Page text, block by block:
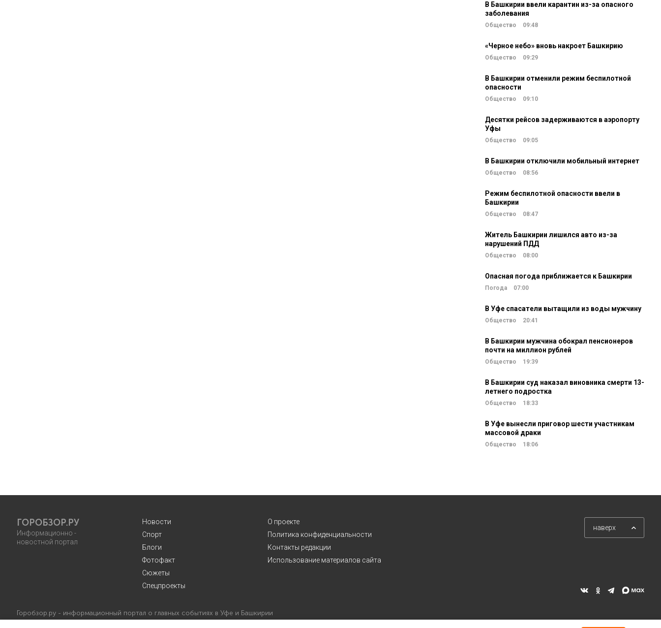
В Башкирии ввели карантин из-за опасного
заболевания
Общество 09:48
«Черное небо» вновь накроет Башкирию
Общество 09:29
В Башкирии отменили режим беспилотной
опасности
Общество 09:10
Десятки рейсов задерживаются в аэропорту
Уфы
Общество 09:05
В Башкирии отключили мобильный интернет
Общество 08:56
Режим беспилотной опасности ввели в
Башкирии
Общество 08:47
Житель Башкирии лишился авто из-за
нарушений ПДД
Общество 08:00
Опасная погода приближается к Башкирии
Погода 07:00
В Уфе спасатели вытащили из воды мужчину
Общество 20:41
В Башкирии мужчина обокрал пенсионеров
почти на миллион рублей
Общество 19:39
В Башкирии суд наказал виновника смерти 13-
летнего подростка
Общество 18:33
В Уфе вынесли приговор шести участникам
массовой драки
Общество 18:06
ГОРОБЗОР.РУ
Информационно -
новостной портал
Новости
Спорт
Блоги
Фотофакт
Сюжеты
Спецпроекты
О проекте
Политика конфиденциальности
Контакты редакции
Использование материалов сайта
наверх
Горобзор.ру - информационный портал о главных событиях в Уфе и Башкирии